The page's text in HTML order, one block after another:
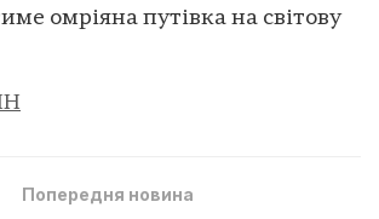
омріяна путівка на світову
Попередня новина